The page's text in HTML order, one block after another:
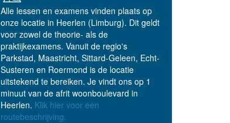
Alle lessen en examens vinden plaats op
onze locatie in Heerlen (Limburg). Dit geldt
voor zowel de theorie- als de
praktijkexamens. Vanuit de regio's
Parkstad, Maastricht, Sittard-Geleen, Echt-
Susteren en Roermond is de locatie
uitstekend te bereiken. Je vindt ons op 1
minuut van de afrit woonboulevard in
Heerlen. Klik hier voor een
routebeschrijving.